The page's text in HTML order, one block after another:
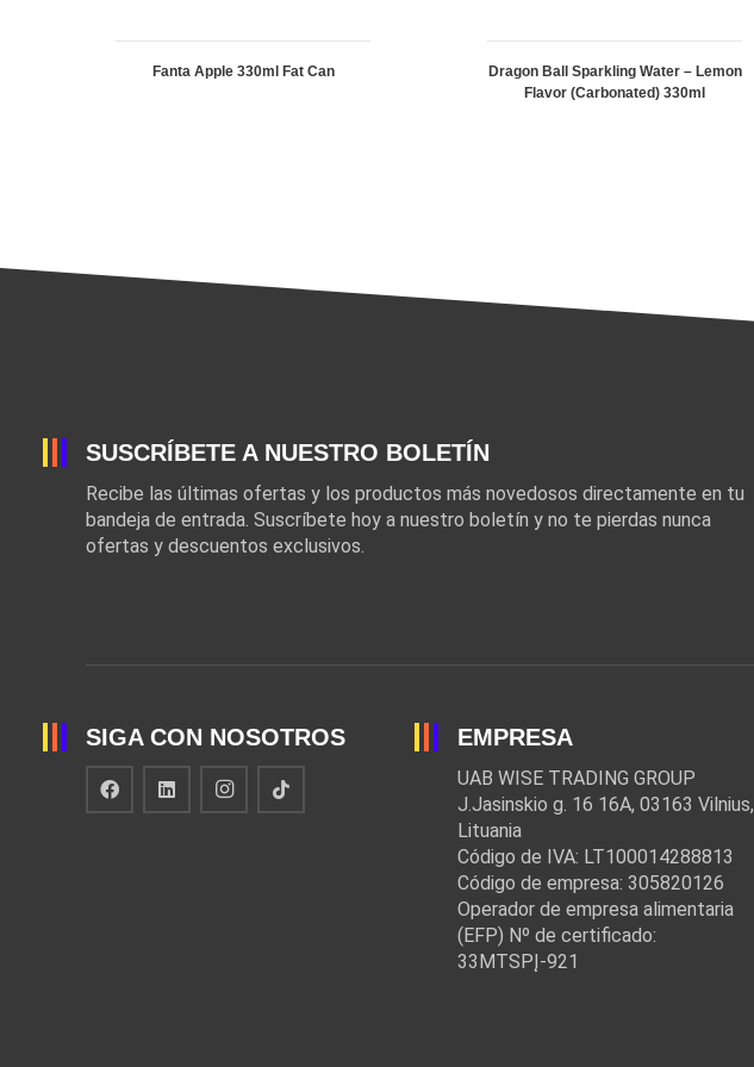
Fanta Apple 330ml Fat Can
Dragon Ball Sparkling Water – Lemon
Flavor (Carbonated) 330ml
SUSCRÍBETE A NUESTRO BOLETÍN
Recibe las últimas ofertas y los productos más novedosos directamente en tu
bandeja de entrada. Suscríbete hoy a nuestro boletín y no te pierdas nunca
ofertas y descuentos exclusivos.
SIGA CON NOSOTROS EMPRESA
UAB WISE TRADING GROUP
J.Jasinskio g. 16 16A, 03163 Vilnius,
Lituania
Código de IVA: LT100014288813
Código de empresa: 305820126
Operador de empresa alimentaria
(EFP) Nº de certificado:
33MTSPĮ-921